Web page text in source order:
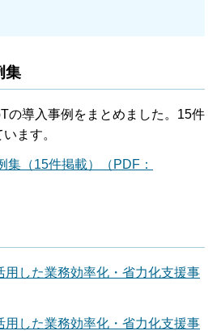
集
の導入事例をまとめました。15件
ます。
集（15件掲載）（PDF：
用した業務効率化・省力化支援事
用した業務効率化・省力化支援事